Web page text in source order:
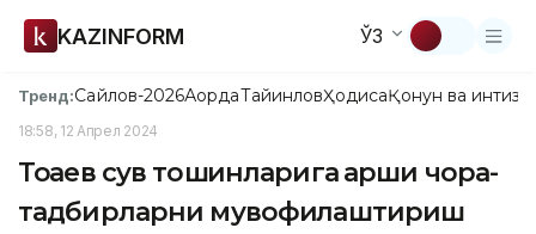
KAZINFORM ЎЗ
Тренд:Сайлов-2026АқордаТайинловҲодисаҚонун ва
18:58, 12 Апрел 2024
Тоқаев сув тошқинларига қарши чора-
тадбирларни мувофиқлаштириш